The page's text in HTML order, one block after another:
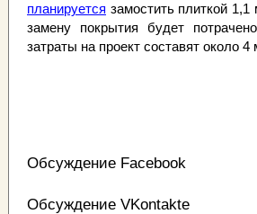
планируется замостить плиткой
замену покрытия будет
затраты на проект составят около
Обсуждение Facebook
Обсуждение VKontakte